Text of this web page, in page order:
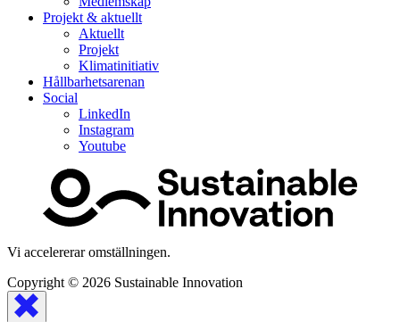
Projekt & aktuellt
Aktuellt
Projekt
Klimatinitiativ
Hållbarhetsarenan
Social
LinkedIn
Instagram
Youtube
Vi accelererar omställningen.
Copyright © 2026 Sustainable Innovation